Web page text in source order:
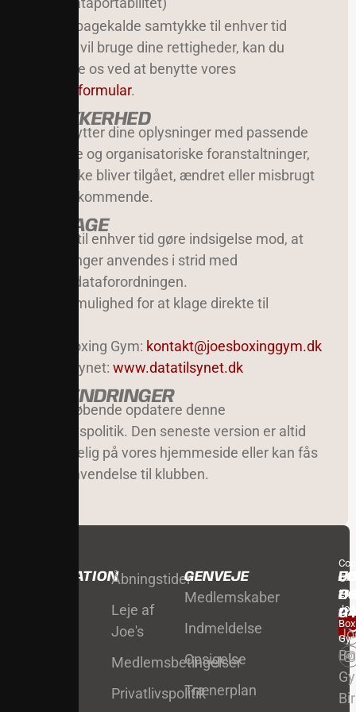
Tilbagekalde samtykke til enhver tid
Hvis du vil bruge dine rettigheder, kan du
kontakte os ved at benytte vores
kontaktformular.
8. SIKKERHED
Vi beskytter dine oplysninger med passende
tekniske og organisatoriske foranstaltninger,
så de ikke bliver tilgået, ændret eller misbrugt
af uvedkommende.
9. KLAGE
Du kan til enhver tid gøre indsigelse mod, at
oplysninger anvendes i strid med
persondataforordningen.
Du har mulighed for at klage direkte til
Joes Boxing Gym: kontakt@joesboxinggym.dk
Datatilsynet: www.datatilsynet.dk
10. ÆNDRINGER
Vi kan løbende opdatere denne
privatlivspolitik. Den seneste version er altid
tilgængelig på vores hjemmeside eller kan fås
ved henvendelse til klubben.
INFORMATIONÅbningstider
Leje af
Joe's
Medlemsbetingelser
Privatlivspolitik
GENVEJE
Medlemskaber
Indmeldelse
Opsigelse
Trænerplan
©